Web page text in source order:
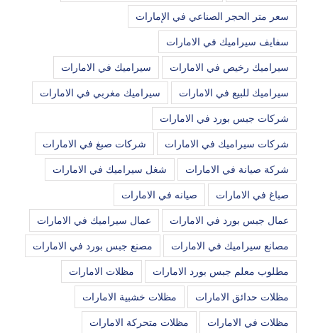
سعر متر الحجر الصناعي في الإمارات
سفايف سيراميك في الامارات
سيراميك رخيص في الامارات سيراميك في الامارات
سيراميك للبيع في الامارات سيراميك مغربي في الامارات
شركات جبس بورد في الامارات
شركات سيراميك في الامارات شركات صبغ في الامارات
شركة صيانة في الامارات شغل سيراميك في الامارات
صباغ في الامارات صيانه في الامارات
عمال جبس بورد في الامارات عمال سيراميك في الامارات
مصانع سيراميك في الامارات مصنع جبس بورد في الامارات
مطلوب معلم جبس بورد الامارات مظلات الامارات
مظلات حدائق الامارات مظلات خشبية الامارات
مظلات في الامارات مظلات متحركة الامارات